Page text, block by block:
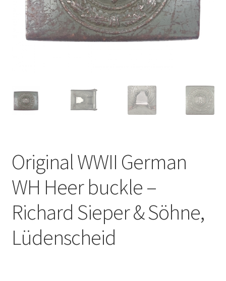
Original WWII German
WH Heer buckle –
Richard Sieper & Söhne,
Lüdenscheid